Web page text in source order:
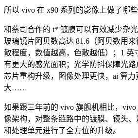
所以 vivo 在 x90 系列的影像上做了哪些
和蔡司合作的 t* 镀膜可以有效减少杂
玻璃镜片阿贝数高达 81.6（阿贝数用
散程度，数值越高，色散越低）；1 英
有更大的感光面积；光学防抖保障光
芯片重构升级，图像处理更快，ai 算
大……
如果跟三年前的 vivo 旗舰机相比，
像架构，对整条链路中的镀膜、镜头
和处理单元进行了全方位的升级。